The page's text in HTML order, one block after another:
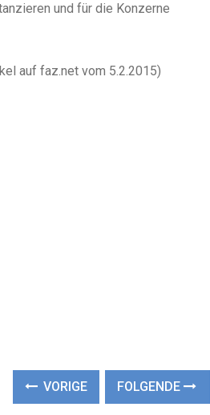
und für die Konzerne
auf faz.net vom 5.2.2015)
VORIGE FOLGENDE